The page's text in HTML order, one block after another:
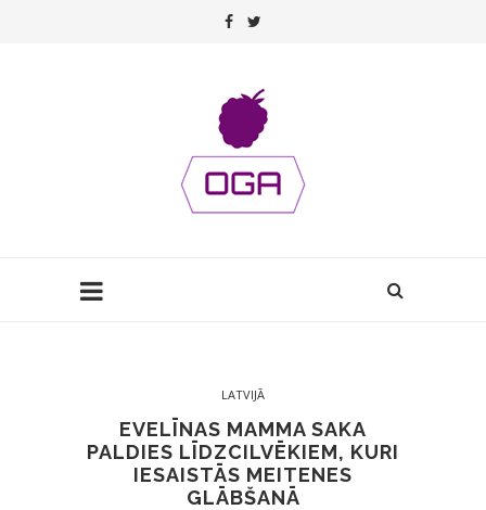
LATVIJĀ
EVELĪNAS MAMMA SAKA
PALDIES LĪDZCILVĒKIEM, KURI
IESAISTĀS MEITENES
GLĀBŠANĀ